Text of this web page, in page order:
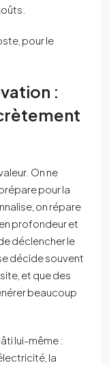
pour le
:
On ne
pour la
on répare
profondeur et
déclencher le
décide souvent
et que des
beaucoup
lui-même :
la